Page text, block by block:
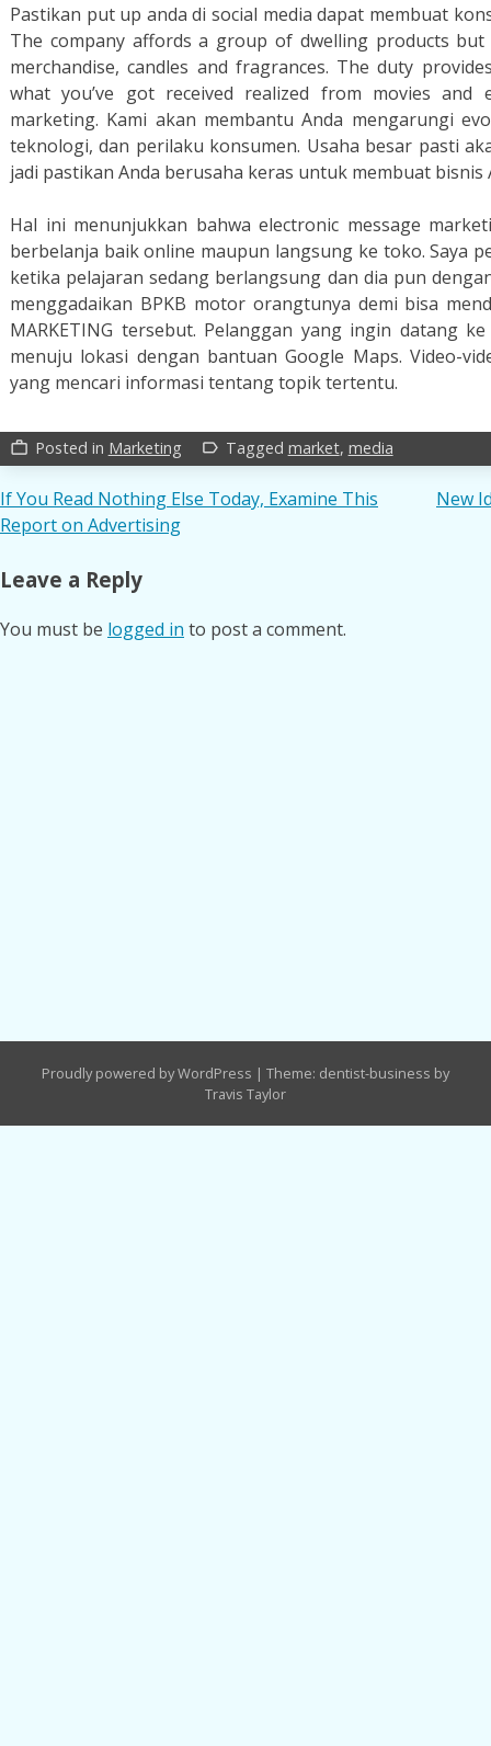
Pastikan put up anda di social media dapat membuat
The company affords a group of dwelling products
merchandise, candles and fragrances. The duty
what you’ve got received realized from movies and
marketing. Kami akan membantu Anda mengarungi
teknologi, dan perilaku konsumen. Usaha besar pasti
jadi pastikan Anda berusaha keras untuk membuat bisnis
Hal ini menunjukkan bahwa electronic message
berbelanja baik online maupun langsung ke toko. Saya
ketika pelajaran sedang berlangsung dan dia pun
menggadaikan BPKB motor orangtunya demi bisa
MARKETING tersebut. Pelanggan yang ingin datang
menuju lokasi dengan bantuan Google Maps. Video-
yang mencari informasi tentang topik tertentu.
work_outline Posted in Marketing label_outline Tagged market, media
Post
navigation
If You Read Nothing Else Today, Examine This
Report on Advertising
New
Leave a Reply
You must be logged in to post a comment.
Proudly powered by WordPress | Theme: dentist-business by
Travis Taylor